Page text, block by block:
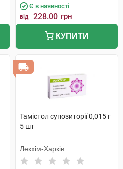
Є в наявності
від 228.00 грн
КУПИТИ
Тамістол супозиторії 0,015 г
5 шт
Лекхім-Харків